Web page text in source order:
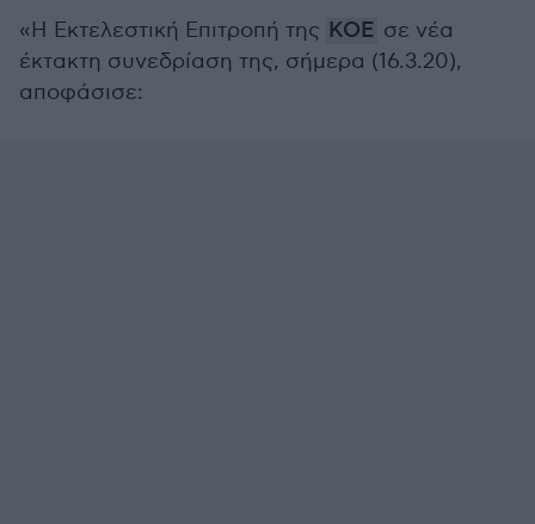
«Η Εκτελεστική Επιτροπή της ΚΟΕ σε νέα
έκτακτη συνεδρίαση της, σήμερα (16.3.20),
αποφάσισε: